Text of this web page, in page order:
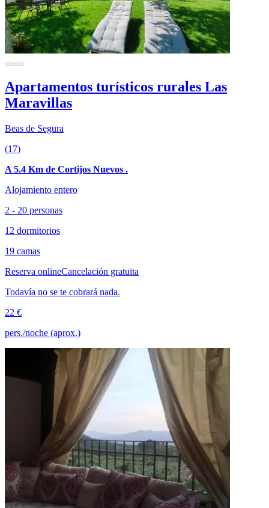
Apartamentos turísticos rurales Las
Maravillas
Beas de Segura
(17)
A 5.4 Km de Cortijos Nuevos .
Alojamiento entero
2 - 20 personas
12 dormitorios
19 camas
Reserva onlineCancelación gratuita
Todavía no se te cobrará nada.
22 €
pers./noche (aprox.)